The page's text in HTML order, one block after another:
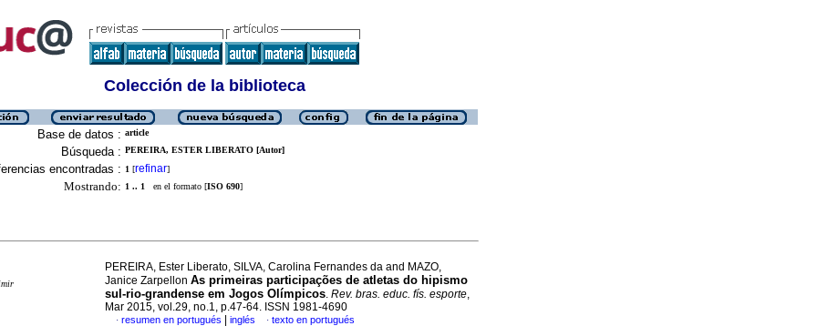
Colección de la biblioteca
Base de datos : article
Búsqueda : PEREIRA, ESTER LIBERATO [Autor]
encontradas : 1 [refinar]
Mostrando: 1 .. 1 en el formato [ISO 690]
PEREIRA, Ester Liberato, SILVA, Carolina Fernandes da and MAZO,
Janice Zarpellon As primeiras participações de atletas do hipismo
sul-rio-grandense em Jogos Olímpicos. Rev. bras. educ. fís. esporte,
Mar 2015, vol.29, no.1, p.47-64. ISSN 1981-4690
· resumen en portugués inglés · texto en portugués